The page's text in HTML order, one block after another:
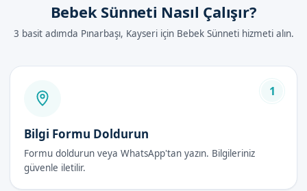
İşlem, lokal anestezi altında gerçekleştirilir. Anestezi
uygulanmasının ardından, sünnet işlemi başlar ve ortalama
Bebek Sünneti Avantajları
İleride oluşabilecek sağlık sorunlarının önlenmesi.
Erkek çocuklarının genel sağlığı açısından önemli bir
uygulamadır.
Bebek Sünneti Nasıl Çalışır?
3 basit adımda Pınarbaşı, Kayseri için Bebek Sünneti hizmeti alın.
1
Bilgi Formu Doldurun
Formu doldurun veya WhatsApp'tan yazın. Bilgileriniz
güvenle iletilir.